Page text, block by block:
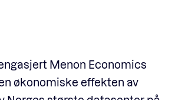
Menon Economics
økonomiske effekten av